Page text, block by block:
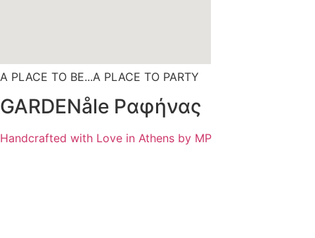
A PLACE TO BE...A PLACE TO PARTY
GARDENåle Ραφήνας
Handcrafted with Love in Athens by MP